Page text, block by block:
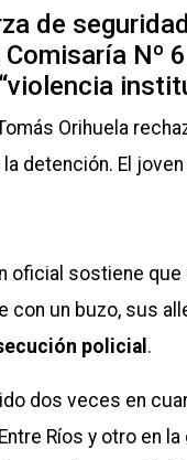
de
Comisaría Nº
Orihuela
detención. El
oficial sostiene que
con un buzo, sus
policial .
dos veces en
Ríos y otro en